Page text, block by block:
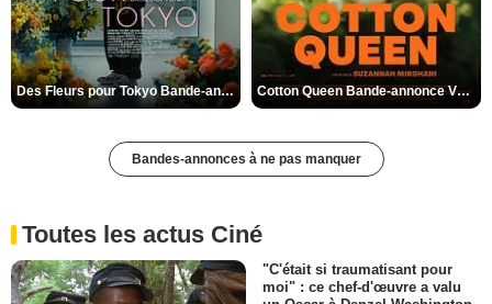
Des Fleurs pour Tokyo Bande-annonce VO STFR Cotton Queen Bande-annonce VO STFR
Bandes-annonces à ne pas manquer
Toutes les actus Ciné
"C'était si traumatisant pour
moi" : ce chef-d'œuvre a valu